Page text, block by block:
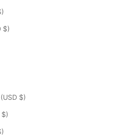
$)
$)
$)